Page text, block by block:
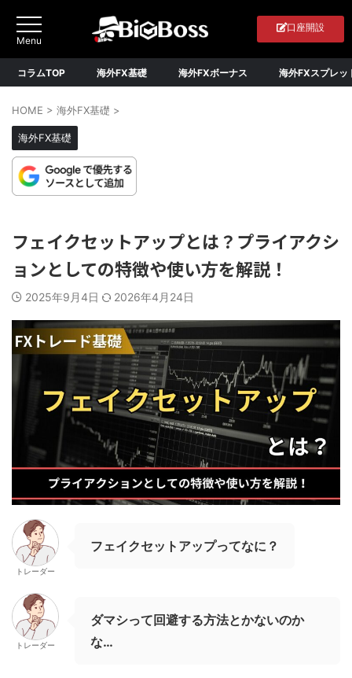
口座開設
コラムTOP 海外FX基礎 海外FXボーナス 海外FXスプレッ
HOME > 海外FX基礎 >
海外FX基礎
フェイクセットアップとは？プライアクシ
ョンとしての特徴や使い方を解説！
2025年9月4日 2026年4月24日
トレーダー
フェイクセットアップってなに？
トレーダー
ダマシって回避する方法とかないのか
な…